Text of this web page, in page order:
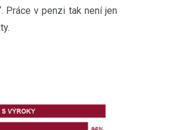
Práce v penzi tak není jen